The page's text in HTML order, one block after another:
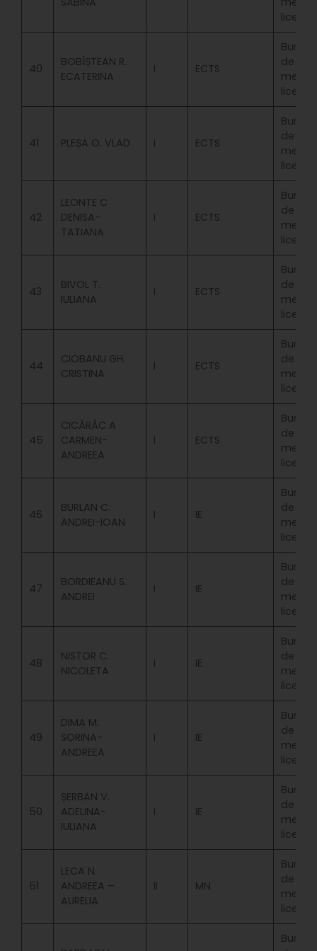
licenta
40
BOBÎȘTEAN R.
ECATERINA
I ECTS
Bursa
de
merit
licenta
41 PLEȘA O. VLAD I ECTS
Bursa
de
merit
licenta
42
LEONTE C
DENISA-
TATIANA
I ECTS
Bursa
de
merit
licenta
43
BIVOL T.
IULIANA
I ECTS
Bursa
de
merit
licenta
44
CIOBANU GH.
CRISTINA
I ECTS
Bursa
de
merit
licenta
45
CICÂRÂC A
CARMEN-
ANDREEA
I ECTS
Bursa
de
merit
licenta
46
BURLAN C.
ANDREI-IOAN
I IE
Bursa
de
merit
licenta
47
BORDIEANU S.
ANDREI
I IE
Bursa
de
merit
licenta
48
NISTOR C.
NICOLETA
I IE
Bursa
de
merit
licenta
49
DIMA M.
SORINA-
ANDREEA
I IE
Bursa
de
merit
licenta
50
ȘERBAN V.
ADELINA-
IULIANA
I IE
Bursa
de
merit
licenta
51
LECA N.
ANDREEA –
AURELIA
II MN
Bursa
de
merit
licenta
Bursa